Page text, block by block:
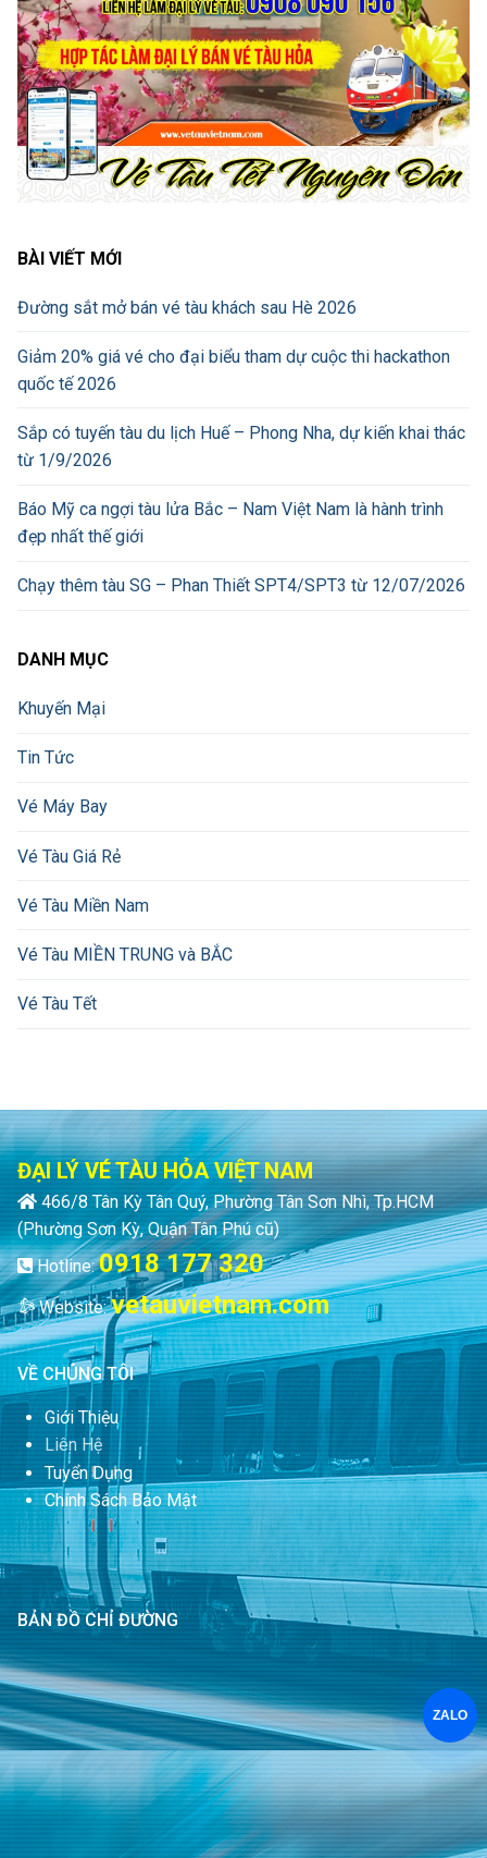
BÀI VIẾT MỚI
Đường sắt mở bán vé tàu khách sau Hè 2026
Giảm 20% giá vé cho đại biểu tham dự cuộc thi hackathon
quốc tế 2026
Sắp có tuyến tàu du lịch Huế – Phong Nha, dự kiến khai thác
từ 1/9/2026
Báo Mỹ ca ngợi tàu lửa Bắc – Nam Việt Nam là hành trình
đẹp nhất thế giới
Chạy thêm tàu SG – Phan Thiết SPT4/SPT3 từ 12/07/2026
DANH MỤC
Khuyến Mại
Tin Tức
Vé Máy Bay
Vé Tàu Giá Rẻ
Vé Tàu Miền Nam
Vé Tàu MIỀN TRUNG và BẮC
Vé Tàu Tết
ĐẠI LÝ VÉ TÀU HỎA VIỆT NAM
466/8 Tân Kỳ Tân Quý, Phường Tân Sơn Nhì, Tp.HCM
(Phường Sơn Kỳ, Quận Tân Phú cũ)
Hotline:0918 177 320
Website:vetauvietnam.com
VỀ CHÚNG TÔI
Giới Thiệu
Liên Hệ
Tuyển Dụng
Chính Sách Bảo Mật
BẢN ĐỒ CHỈ ĐƯỜNG
ZALO